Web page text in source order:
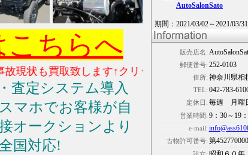
こちらへ
も買取致します↑クリック↑』☆
査定システム導入
マホでお客様が自
オークションより
国対応!
AutoSalonSato
期間：2021/03/02～2021/03/31
販売店名:
郵便番号: 252-0103
住所: 神奈川県相
TEL: 042-783-
定休日: 毎週 月曜
営業時間: 9：30～19
e-mail:
古物許可番号: 第